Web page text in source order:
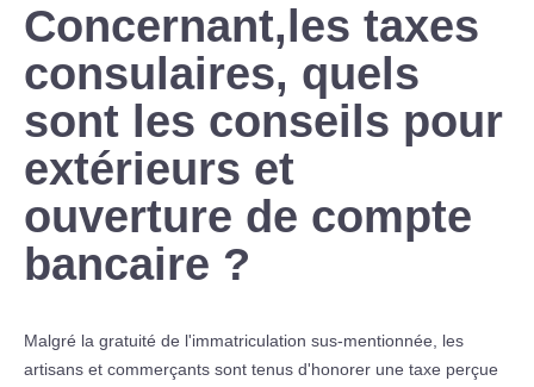
Concernant,les taxes
consulaires, quels
sont les conseils pour
extérieurs et
ouverture de compte
bancaire ?
Malgré la gratuité de l'immatriculation sus-mentionnée, les
artisans et commerçants sont tenus d'honorer une taxe perçue